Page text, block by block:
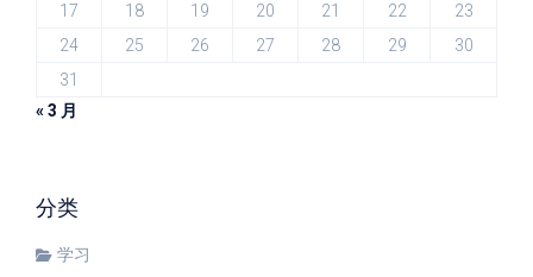
17
18 19 20 21 22
23
24
25 26 27 28 29
30
31
« 3 月
分类
学习